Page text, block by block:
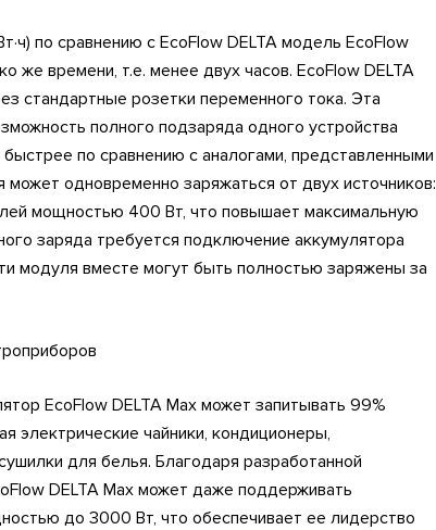
по сравнению с EcoFlow DELTA модель EcoFlow
же времени, т.е. менее двух часов. EcoFlow DELTA
стандартные розетки переменного тока. Эта
полного подзаряда одного устройства
по сравнению с аналогами, представленными
одновременно заряжаться от двух источников:
мощностью 400 Вт, что повышает максимальную
заряда требуется подключение аккумулятора
модуля вместе могут быть полностью заряжены за
EcoFlow DELTA Max может запитывать 99%
чайники, кондиционеры,
для белья. Благодаря разработанной
DELTA Max может даже поддерживать
до 3000 Вт, что обеспечивает ее лидерство